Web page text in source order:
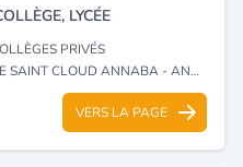
LYCÉE
PRIVÉS
CLOUD ANNABA - ANNABA
VERS LA PAGE